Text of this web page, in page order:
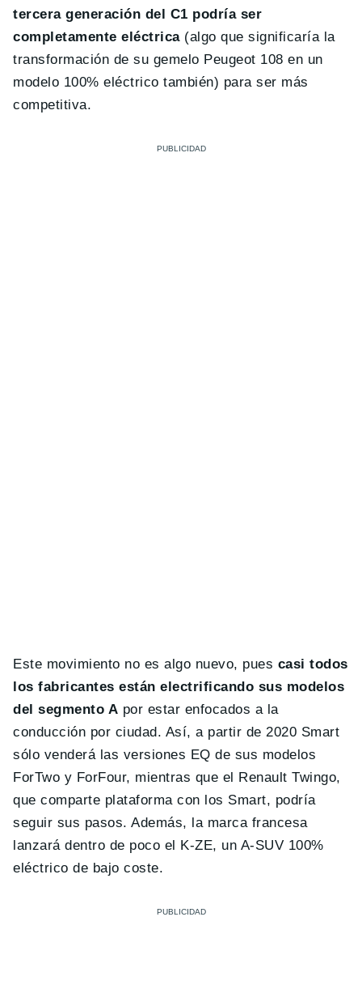
tercera generación del C1 podría ser
completamente eléctrica(algo que significaría la
transformación de su gemelo Peugeot 108 en un
modelo 100% eléctrico también) para ser más
competitiva.
Este movimiento no es algo nuevo, pues casi todos
los fabricantes están electrificando sus modelos
del segmento A por estar enfocados a la
conducción por ciudad. Así, a partir de 2020 Smart
sólo venderá las versiones EQ de sus modelos
ForTwo y ForFour, mientras que el Renault Twingo,
que comparte plataforma con los Smart, podría
seguir sus pasos. Además, la marca francesa
lanzará dentro de poco el K-ZE, un A-SUV 100%
eléctrico de bajo coste.